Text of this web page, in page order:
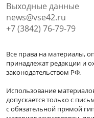
Выходные данные
news@vse42.ru
+7 (3842) 76-79-79
Все права на материалы,
принадлежат редакции и
законодательством РФ.
Использование
допускается только с
с обязательной прямой